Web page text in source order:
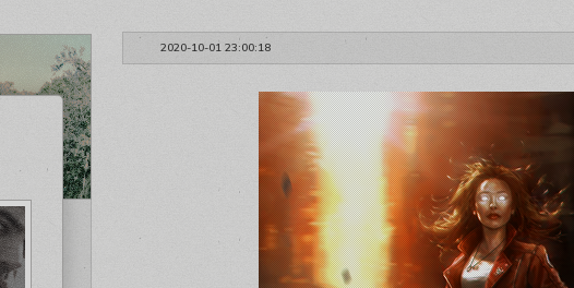
2020-10-01 23:00:18